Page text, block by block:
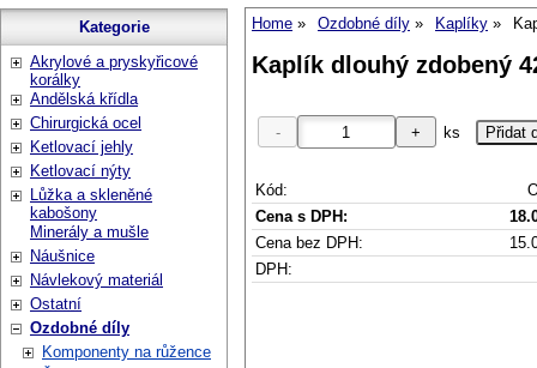
Home Ozdobné díly Kaplíky
Kaplík dlouhý zdobený
ks
Kód:
Cena s DPH:
Cena bez DPH:
DPH:
Kategorie
Akrylové a pryskyřicové
korálky
Andělská křídla
Chirurgická ocel
Ketlovací jehly
Ketlovací nýty
Lůžka a skleněné
kabošony
Minerály a mušle
Náušnice
Návlekový materiál
Ostatní
Ozdobné díly
Komponenty na růžence